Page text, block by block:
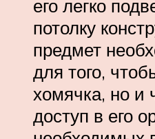
его легко
потолку
предмет
для того,
хомячка, но и
доступ в его